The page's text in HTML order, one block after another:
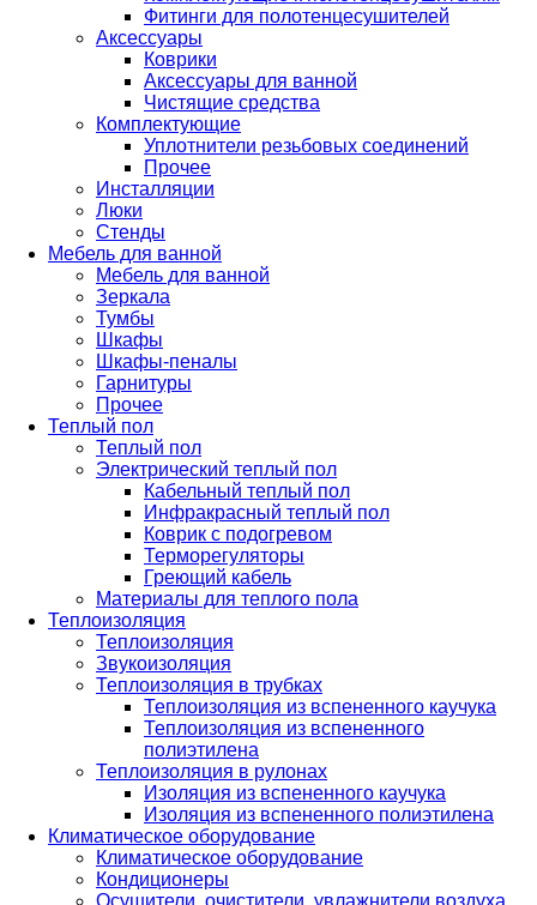
Фитинги для полотенцесушителей
Аксессуары
Коврики
Аксессуары для ванной
Чистящие средства
Комплектующие
Уплотнители резьбовых соединений
Прочее
Инсталляции
Люки
Стенды
Мебель для ванной
Мебель для ванной
Зеркала
Тумбы
Шкафы
Шкафы-пеналы
Гарнитуры
Прочее
Теплый пол
Теплый пол
Электрический теплый пол
Кабельный теплый пол
Инфракрасный теплый пол
Коврик с подогревом
Терморегуляторы
Греющий кабель
Материалы для теплого пола
Теплоизоляция
Теплоизоляция
Звукоизоляция
Теплоизоляция в трубках
Теплоизоляция из вспененного каучука
Теплоизоляция из вспененного
полиэтилена
Теплоизоляция в рулонах
Изоляция из вспененного каучука
Изоляция из вспененного полиэтилена
Климатическое оборудование
Климатическое оборудование
Кондиционеры